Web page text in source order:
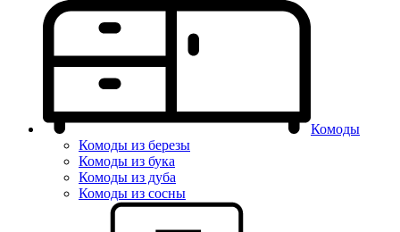
Комоды
Комоды из березы
Комоды из бука
Комоды из дуба
Комоды из сосны